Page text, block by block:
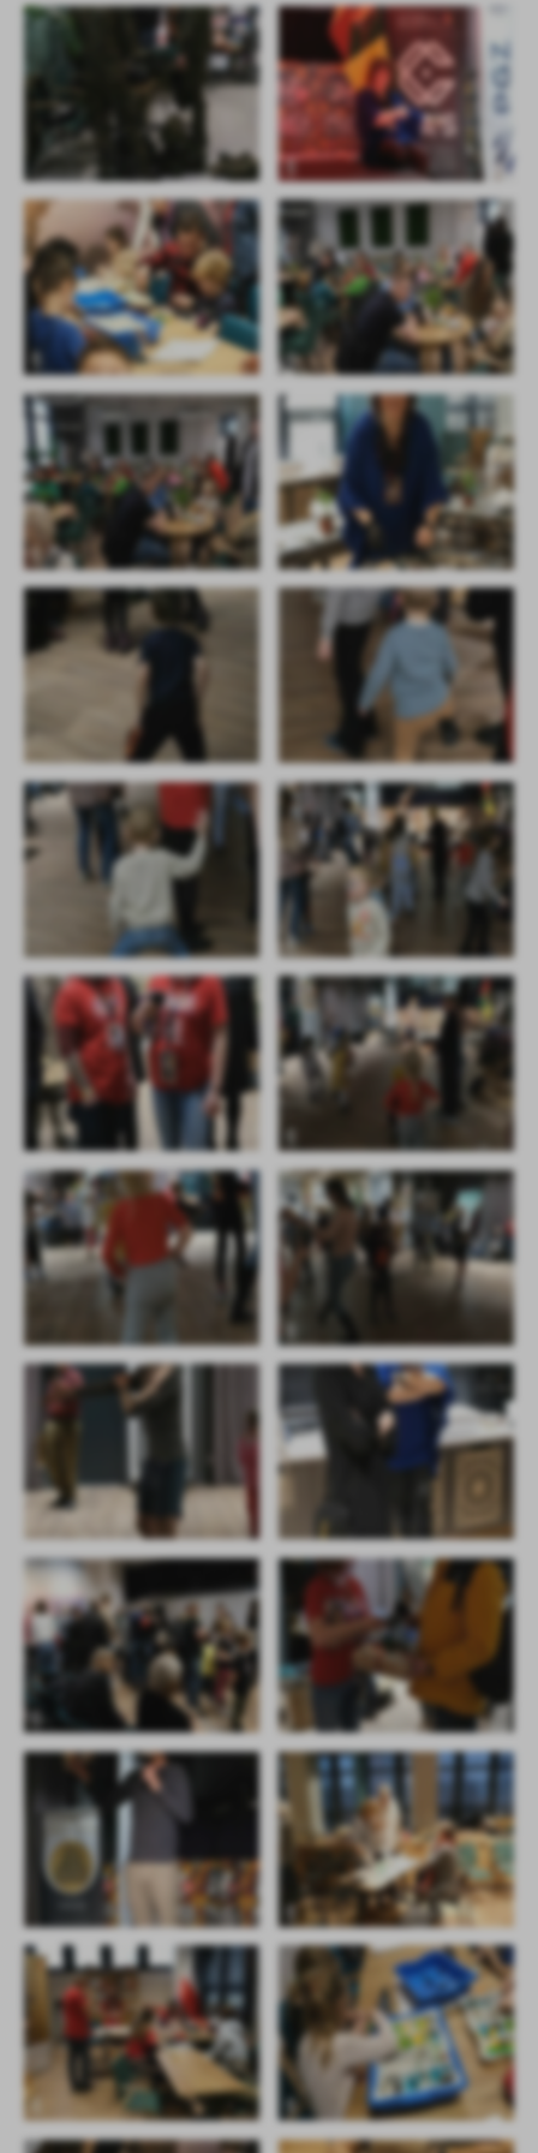
promocyjne mogą pojawić się na stronach podmiotów trzecich lub
firm będących naszymi partnerami oraz innych dostawców usług.
Firmy te działają w charakterze pośredników prezentujących nasze
treści w postaci wiadomości, ofert, komunikatów mediów
społecznościowych.